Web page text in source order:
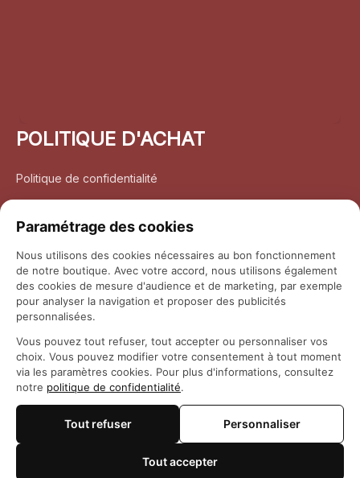
POLITIQUE D'ACHAT
Politique de confidentialité
Politique de retour et remboursement
Coordonnées
Questions fréquemment posées
© 2026 Maison Otaku
Paramétrage des cookies
Nous utilisons des cookies nécessaires au bon fonctionnement
de notre boutique. Avec votre accord, nous utilisons également
des cookies de mesure d'audience et de marketing, par exemple
pour analyser la navigation et proposer des publicités
personnalisées.
Vous pouvez tout refuser, tout accepter ou personnaliser vos
choix. Vous pouvez modifier votre consentement à tout moment
via les paramètres cookies. Pour plus d'informations, consultez
notre politique de confidentialité.
Tout refuser Personnaliser
Tout accepter